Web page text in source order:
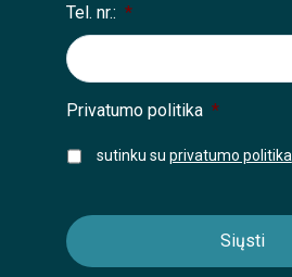
Tel. nr.: *
Privatumo politika *
sutinku su privatumo politika